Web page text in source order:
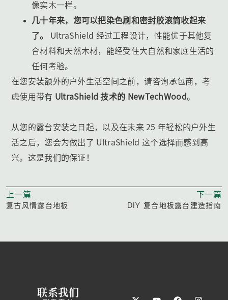
像实木一样。
几十年来，您可以把染色刷和密封胶滚筒收起来
了。
UltraShield 经过工程设计，性能优于其他复
合材料和天然木材，能经受住大自然和家庭生活的
任何考验。
在您安装额外的户外生活空间之前，请咨询承包商，考
虑使用带有 UltraShield 技术的 NewTechWood 。
从您的露台安装之日起，以及在未来 25 年轻松的户外生
活之后，您会为做出了 UltraShield 这个选择而感到高
兴。这是我们的保证！
上一篇
复古风情露台地板
下一篇
DIY 复合地板露台建造指南
联系我们